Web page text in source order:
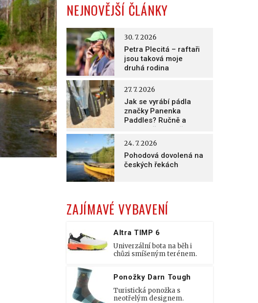
NEJNOVĚJŠÍ ČLÁNKY
Petra Plecitá – raftaři
jsou taková moje
druhá rodina
30. 7. 2026
Jak se vyrábí pádla
značky Panenka
Paddles? Ručně a
nesmírně poctivě!
27. 7. 2026
Pohodová dovolená na
českých řekách
24. 7. 2026
ZAJÍMAVÉ VYBAVENÍ
Altra TIMP 6
Univerzální bota na běh i
chůzi smíšeným terénem.
Ponožky Darn Tough
Turistická ponožka s
neotřelým designem.